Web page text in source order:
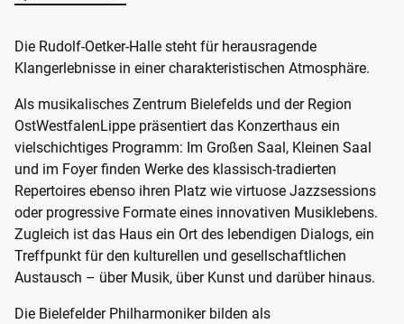
Die Rudolf-Oetker-Halle steht für herausragende
Klangerlebnisse in einer charakteristischen Atmosphäre.
Als musikalisches Zentrum Bielefelds und der Region
OstWestfalenLippe präsentiert das Konzerthaus ein
vielschichtiges Programm: Im Großen Saal, Kleinen Saal
und im Foyer finden Werke des klassisch-tradierten
Repertoires ebenso ihren Platz wie virtuose Jazzsessions
oder progressive Formate eines innovativen Musiklebens.
Zugleich ist das Haus ein Ort des lebendigen Dialogs, ein
Treffpunkt für den kulturellen und gesellschaftlichen
Austausch – über Musik, über Kunst und darüber hinaus.
Die Bielefelder Philharmoniker bilden als